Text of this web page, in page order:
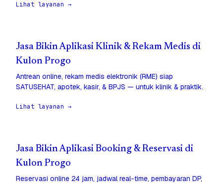
Lihat layanan →
Jasa Bikin Aplikasi Klinik & Rekam Medis di
Kulon Progo
Antrean online, rekam medis elektronik (RME) siap
SATUSEHAT, apotek, kasir, & BPJS — untuk klinik & praktik.
Lihat layanan →
Jasa Bikin Aplikasi Booking & Reservasi di
Kulon Progo
Reservasi online 24 jam, jadwal real-time, pembayaran DP,